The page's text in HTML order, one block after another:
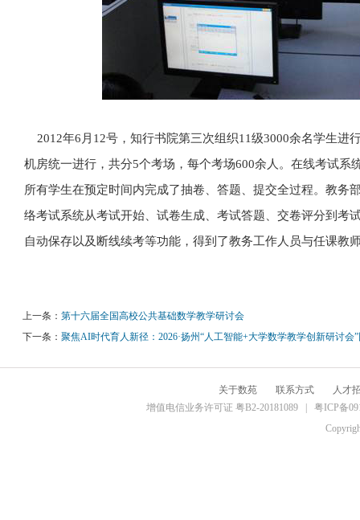
2012年6月12号，知行书院第三次组织11级3000余名学生进
机房统一进行，共分5个考场，每个考场600余人。在线考试系
所有学生在预定时间内完成了抽卷、答题、提交全过程。教务
络考试系统从考试开始、试卷生成、考试答题、交卷评分到考
自动保存以及断线续考等功能，得到了教务工作人员与任课教
上一条： 第十六届全国高校公共基础数学教学研讨会
下一条： 聚焦AI时代育人新径：2026·扬州“人工智能+大学数学教学创新研讨会
关于数苑 联系方式
人才
增值电信业务许可证 粤B2-20181089 | 粤ICP备